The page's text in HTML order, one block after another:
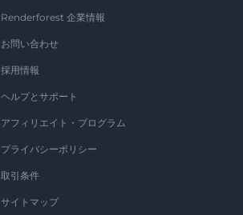
Renderforest 企業情報
お問い合わせ
採用情報
ヘルプとサポート
アフィリエイト・プログラム
プライバシーポリシー
取引条件
サイトマップ